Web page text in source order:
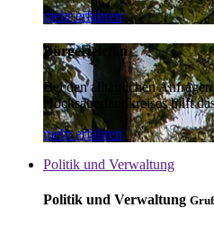
mehr erfahren
Bürgertelefon
Bei den alltäglichen
Hochsauerlandkreises hilft
mehr erfahren
Politik und Verwaltung
Politik und Verwaltung